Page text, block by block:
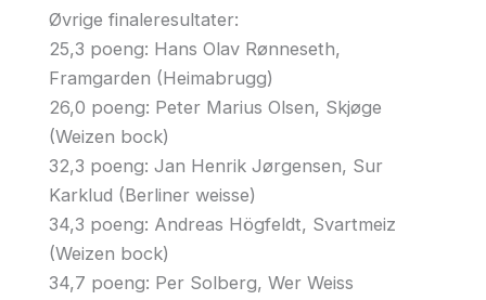
Øvrige finaleresultater:
25,3 poeng: Hans Olav Rønneseth,
Framgarden (Heimabrugg)
26,0 poeng: Peter Marius Olsen, Skjøge
(Weizen bock)
32,3 poeng: Jan Henrik Jørgensen, Sur
Karklud (Berliner weisse)
34,3 poeng: Andreas Högfeldt, Svartmeiz
(Weizen bock)
34,7 poeng: Per Solberg, Wer Weiss